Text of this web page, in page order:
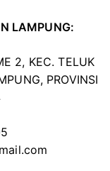
LAMPUNG:
2, KEC. TELUK
PROVINSI